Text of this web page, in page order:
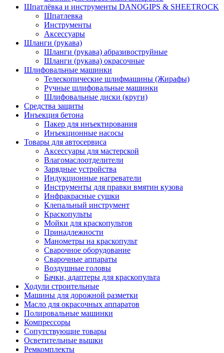
Шпатлёвка и инструменты DANOGIPS & SHEETROCK
Шпатлевка
Инструменты
Аксессуары
Шланги (рукава)
Шланги (рукава) абразивоструйные
Шланги (рукава) окрасочные
Шлифовальные машинки
Телескопические шлифмашины (Жирафы)
Ручные шлифовальные машинки
Шлифовальные диски (круги)
Средства защиты
Инъекция бетона
Пакер для инъектирования
Инъекционные насосы
Товары для автосервиса
Аксессуары для мастерской
Влагомаслоотделители
Зарядные устройства
Индукционные нагреватели
Инструменты для правки вмятин кузова
Инфракрасные сушки
Клепальный инструмент
Краскопульты
Мойки для краскопультов
Принадлежности
Манометры на краскопульт
Сварочное оборудование
Сварочные аппараты
Воздушные головы
Бачки, адаптеры для краскопульта
Ходули строительные
Машины для дорожной разметки
Масло для окрасочных аппаратов
Полировальные машинки
Компрессоры
Сопутствующие товары
Осветительные вышки
Ремкомплекты